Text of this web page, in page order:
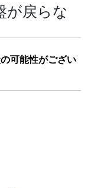
が戻らな
可能性がござい